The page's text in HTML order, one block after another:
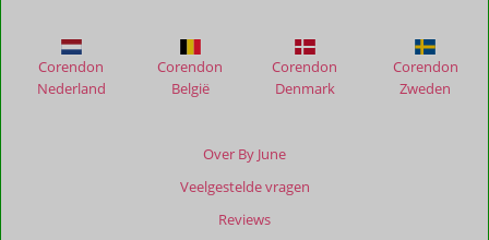
Over By June
Veelgestelde vragen
Reviews
Corendon
Nederland
Corendon
België
Corendon
Denmark
Corendon
Zweden